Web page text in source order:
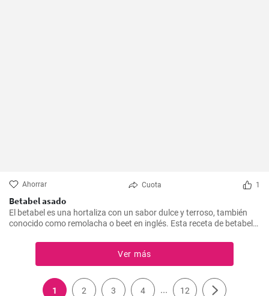
Ahorrar Cuota 1
Betabel asado
El betabel es una hortaliza con un sabor dulce y terroso, también
conocido como remolacha o beet en inglés. Esta receta de betabel
Ver más
1 2 3 4 ... 12